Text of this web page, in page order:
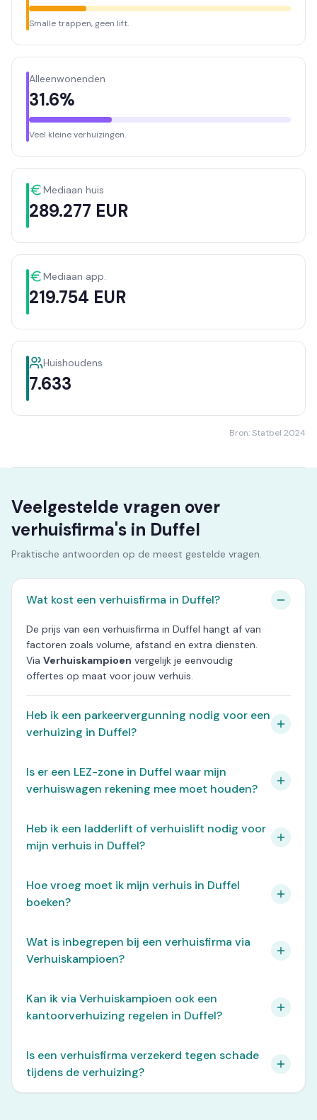
Smalle trappen, geen lift.
Alleenwonenden
31.6%
Veel kleine verhuizingen.
Mediaan huis
289.277 EUR
Mediaan app.
219.754 EUR
Huishoudens
7.633
Bron: Statbel 2024
Veelgestelde vragen over
verhuisfirma's in Duffel
Praktische antwoorden op de meest gestelde vragen.
Wat kost een verhuisfirma in Duffel?
De prijs van een verhuisfirma in Duffel hangt af van
factoren zoals volume, afstand en extra diensten.
Via Verhuiskampioen vergelijk je eenvoudig
offertes op maat voor jouw verhuis.
Heb ik een parkeervergunning nodig voor een
verhuizing in Duffel?
Is er een LEZ-zone in Duffel waar mijn
verhuiswagen rekening mee moet houden?
Heb ik een ladderlift of verhuislift nodig voor
mijn verhuis in Duffel?
Hoe vroeg moet ik mijn verhuis in Duffel
boeken?
Wat is inbegrepen bij een verhuisfirma via
Verhuiskampioen?
Kan ik via Verhuiskampioen ook een
kantoorverhuizing regelen in Duffel?
Is een verhuisfirma verzekerd tegen schade
tijdens de verhuizing?